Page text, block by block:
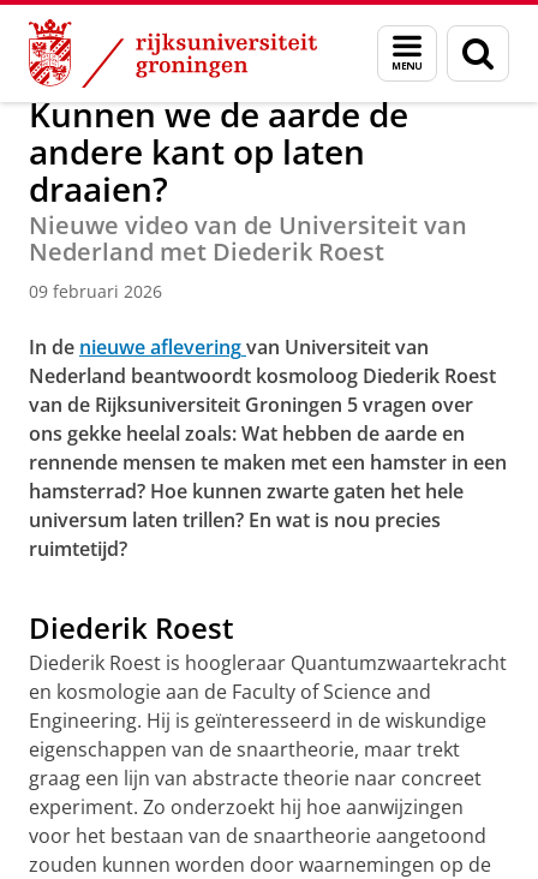
Skip
Content
Skip
Navigation
Menu
en
zoeken
Over ons Actueel Nieuws
Kunnen we de aarde de
andere kant op laten
draaien?
Nieuwe video van de Universiteit van
Nederland met Diederik Roest
09 februari 2026
In de nieuwe afleveringvan Universiteit van
Nederland beantwoordt kosmoloog Diederik Roest
van de Rijksuniversiteit Groningen 5 vragen over
ons gekke heelal zoals: Wat hebben de aarde en
rennende mensen te maken met een hamster in een
hamsterrad? Hoe kunnen zwarte gaten het hele
universum laten trillen? En wat is nou precies
ruimtetijd?
Diederik Roest
Diederik Roest is hoogleraar Quantumzwaartekracht
en kosmologie aan de Faculty of Science and
Engineering. Hij is geïnteresseerd in de wiskundige
eigenschappen van de snaartheorie, maar trekt
graag een lijn van abstracte theorie naar concreet
experiment. Zo onderzoekt hij hoe aanwijzingen
voor het bestaan van de snaartheorie aangetoond
zouden kunnen worden door waarnemingen op de